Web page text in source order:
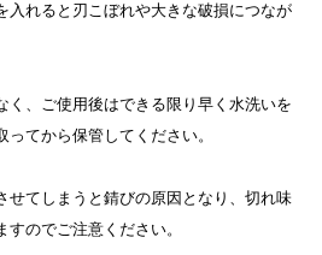
入れると刃こぼれや大きな破損につなが
く、ご使用後はできる限り早く水洗いを
てから保管してください。
せてしまうと錆びの原因となり、切れ味
のでご注意ください。